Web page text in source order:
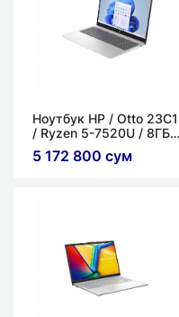
Ноутбук HP / Otto 23C1
/ Ryzen 5-7520U / 8ГБ /
512ГБ / 15.6" FHD IPS /
AMD Radeon Graphics
5 172 800 сум